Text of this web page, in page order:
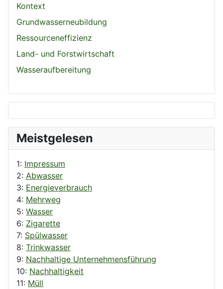
Kontext
Grundwasserneubildung
Ressourceneffizienz
Land- und Forstwirtschaft
Wasseraufbereitung
Meistgelesen
1: Impressum
2: Abwasser
3: Energieverbrauch
4: Mehrweg
5: Wasser
6: Zigarette
7: Spülwasser
8: Trinkwasser
9: Nachhaltige Unternehmensführung
10: Nachhaltigkeit
11: Müll